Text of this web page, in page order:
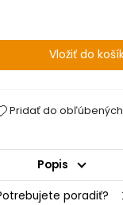
Pridať do obľúbených
Popis
poradiť?